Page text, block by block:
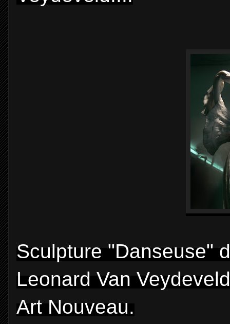
Sculpture "Danseuse"
Leonard Van
Art Nouveau.